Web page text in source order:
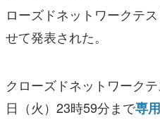
ローズドネットワークテ
せて発表された。
クローズドネットワーク
日（火）23時59分まで専